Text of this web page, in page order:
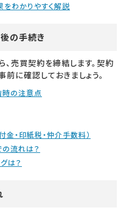
わかりやすく解説
の手続き
売買契約を締結します。契約
に確認しておきましょう。
の注意点
・印紙税・仲介手数料）
流れは？
は？